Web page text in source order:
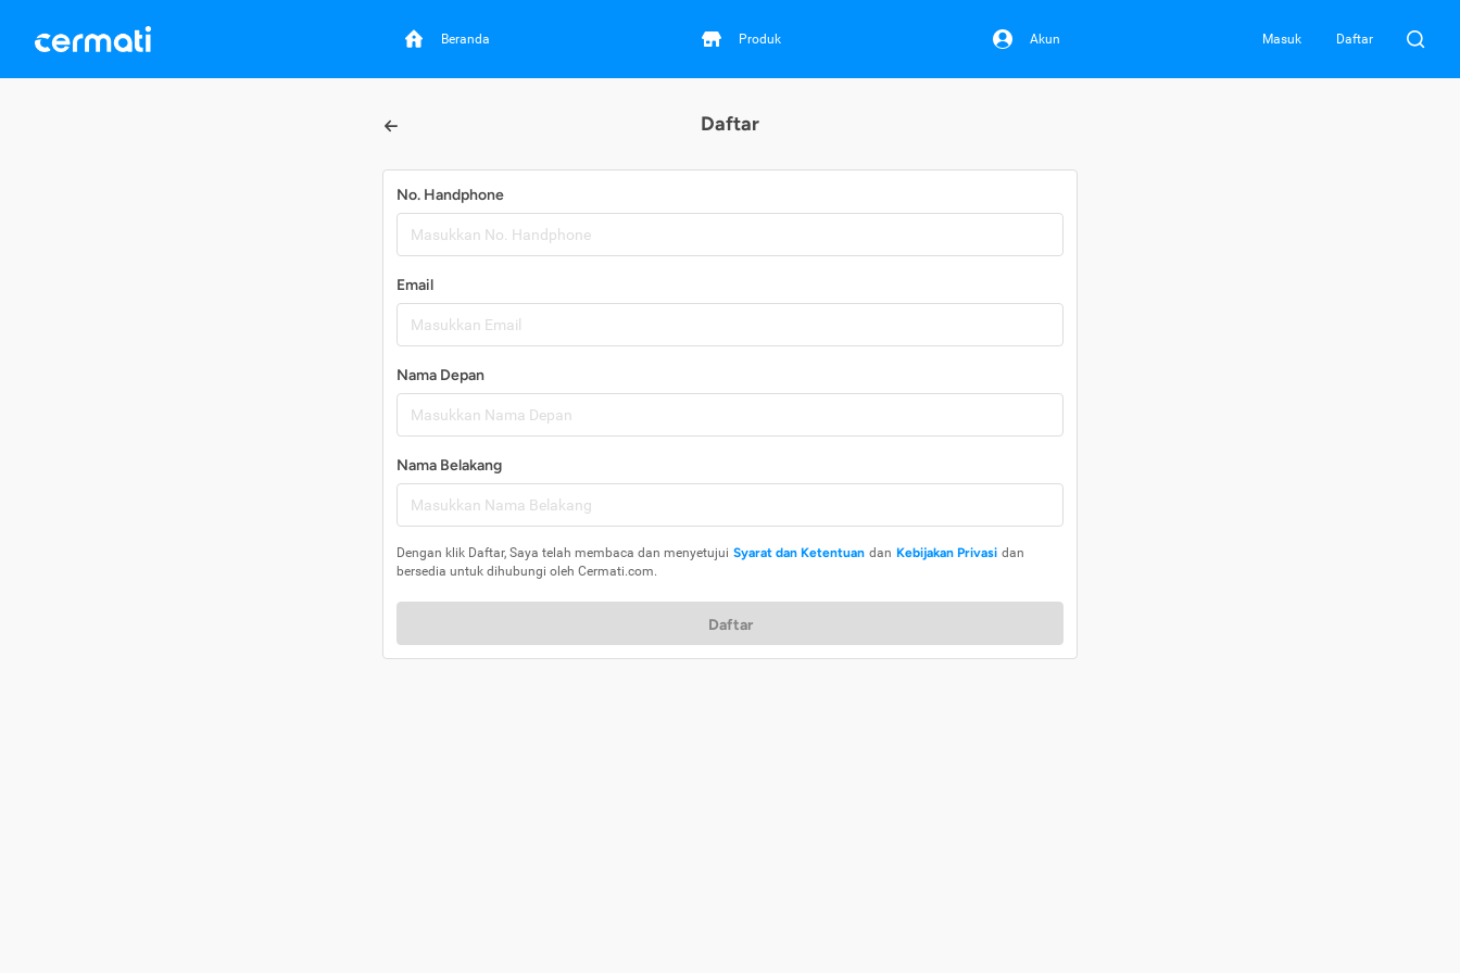
Beranda Produk Akun Masuk Daftar
Daftar
No. Handphone
Email
Nama Depan
Nama Belakang
Dengan klik Daftar, Saya telah membaca dan menyetujui Syarat dan Ketentuan dan Kebijakan Privasi dan
bersedia untuk dihubungi oleh Cermati.com.
Daftar